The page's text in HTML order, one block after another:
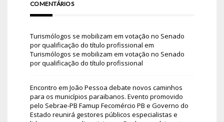
COMENTÁRIOS
Turismólogos se mobilizam em votação no Senado
por qualificação do título profissional em
Turismólogos se mobilizam em votação no Senado
por qualificação do título profissional
Encontro em João Pessoa debate novos caminhos
para os municípios paraibanos. Evento promovido
pelo Sebrae-PB Famup Fecomércio PB e Governo do
Estado reunirá gestores públicos especialistas e